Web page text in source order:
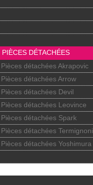
PIÈCES DÉTACHÉES
Pièces détachées Akrapovic
Pièces détachées Arrow
Pièces détachées Devil
Pièces détachées Leovince
Pièces détachées Spark
Pièces détachées Termignoni
Pièces détachées Yoshimura